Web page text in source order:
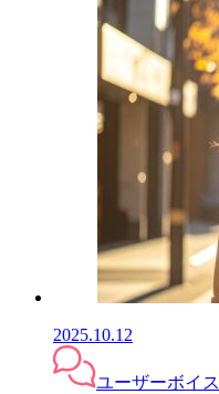
2025.10.12
ユーザーボイス